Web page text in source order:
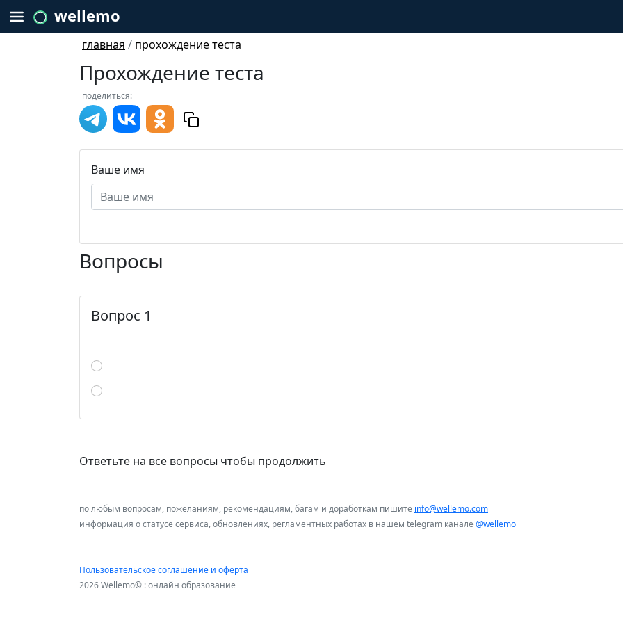
wellemo
главная / прохождение теста
Прохождение теста
поделиться:
Ваше имя
Вопросы
Вопрос 1
Ответьте на все вопросы чтобы продолжить
по любым вопросам, пожеланиям, рекомендациям, багам и доработкам пишите info@wellemo.com
информация о статусе сервиса, обновлениях, регламентных работах в нашем telegram канале @wellemo
Пользовательское соглашение и оферта
2026 Wellemo© : онлайн образование